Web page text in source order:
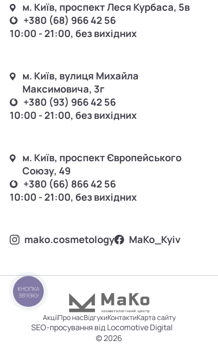
м. Київ, проспект Леся Курбаса, 5в
+380 (68) 966 42 56
10:00 - 21:00, без вихідних
м. Київ, вулиця Михайла
Максимовича, 3г
+380 (93) 966 42 56
10:00 - 21:00, без вихідних
м. Київ, проспект Європейського
Союзу, 49
+380 (66) 866 42 56
10:00 - 21:00, без вихідних
mako.cosmetology MаKo_Kyiv
АкціїПро насВідгукиКонтактиКарта сайту
SEO-просування від Locomotive Digital
© 2026
КНОПКА
ЗВ'ЯЗКУ